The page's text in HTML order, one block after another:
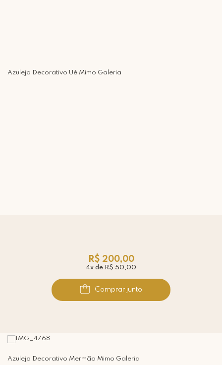
Azulejo Decorativo Ué Mimo Galeria
R$ 200,00
4x de R$ 50,00
Comprar junto
Azulejo Decorativo Mermão Mimo Galeria